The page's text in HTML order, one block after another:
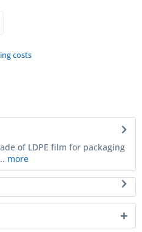
costs
of LDPE film for packaging
more